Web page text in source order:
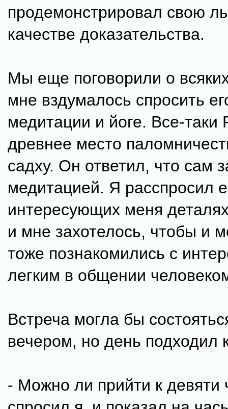
продемонстрировал свою
качестве доказательства.
Мы еще поговорили о
мне вздумалось спросить
медитации и йоге. Все-
древнее место
садху. Он ответил, что сам
медитацией. Я расспросил
интересующих меня
и мне захотелось, чтобы и
тоже познакомились с
легким в общении
Встреча могла бы
вечером, но день подходил
- Можно ли прийти к девяти